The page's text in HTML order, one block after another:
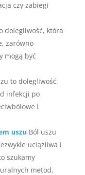
czy zabiegi
dolegliwość, która
zarówno
mogą być
to dolegliwość,
infekcji po
i
uszu Ból uszu
uciążliwa i
szukamy
metod,